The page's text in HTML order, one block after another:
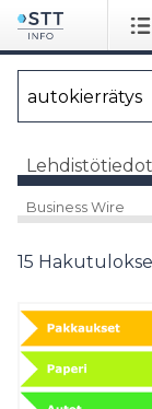
Business Wire
15